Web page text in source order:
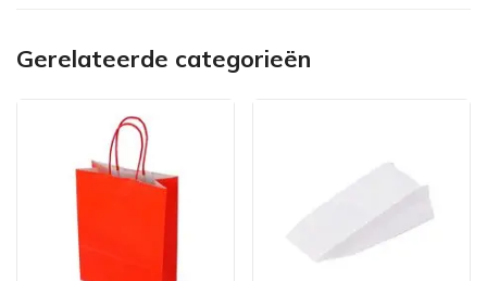
Gerelateerde categorieën